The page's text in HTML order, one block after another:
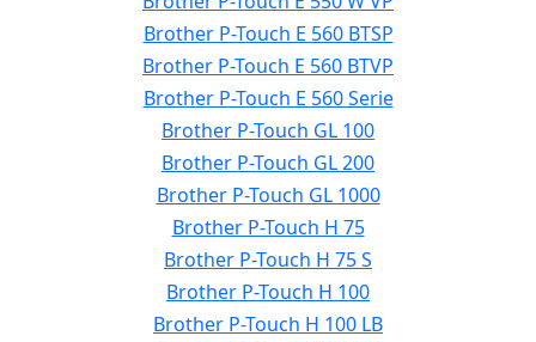
Brother P-Touch E 560 BTSP
Brother P-Touch E 560 BTVP
Brother P-Touch E 560 Serie
Brother P-Touch GL 100
Brother P-Touch GL 200
Brother P-Touch GL 1000
Brother P-Touch H 75
Brother P-Touch H 75 S
Brother P-Touch H 100
Brother P-Touch H 100 LB